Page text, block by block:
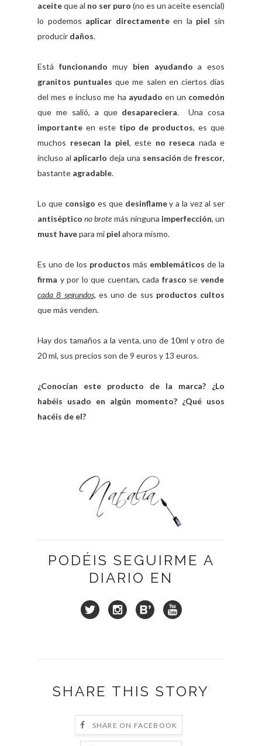
aceiteque al no ser puro (no es un aceite esencial)
lo podemos aplicar directamenteen la piel sin
producir daños.
Está funcionando muy bien ayudando a esos
granitos puntuales que me salen en ciertos días
del mes e incluso me ha ayudado en un comedón
que me salió, a que desapareciera. Una cosa
importante en estetipo de productos, es que
muchos resecan la piel, este no reseca nada e
incluso al aplicarlodeja una sensación de frescor,
bastante agradable.
Lo que consigo es que desinflamey a la vez al ser
antiséptico no brote más ninguna imperfección, un
must havepara mi piel ahora mismo.
Es uno de los productos más emblemáticos de la
firma y por lo que cuentan, cada frasco se vende
cada 8 segundos, es uno de sus productos cultos
que más venden.
Hay dos tamaños a la venta, uno de 10ml y otro de
20 ml, sus precios son de 9 euros y 13 euros.
¿Conocían este producto de la marca? ¿Lo
habéis usado en algún momento? ¿Qué usos
hacéis de el?
PODÉIS SEGUIRME A
DIARIO EN
SHARE THIS STORY
SHARE ON FACEBOOK